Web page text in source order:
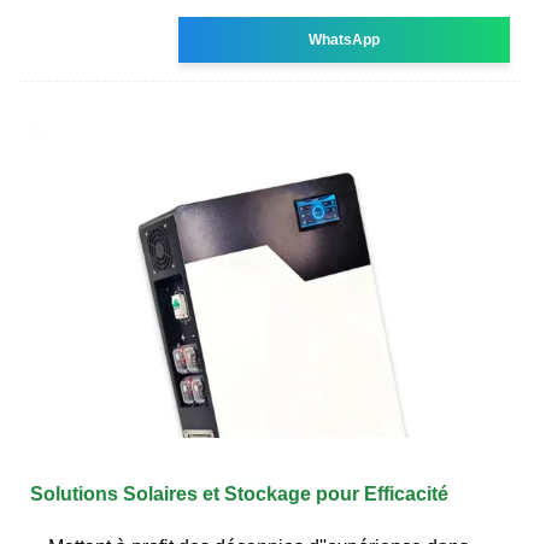
WhatsApp
Solutions Solaires et Stockage pour Efficacité